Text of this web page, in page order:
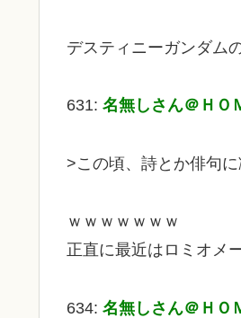
デスティニーガンダム
631: 名無しさん＠ＨＯ
>この頃、詩とか俳句
ｗｗｗｗｗｗｗ
正直に最近はロミオメ
634: 名無しさん＠ＨＯ